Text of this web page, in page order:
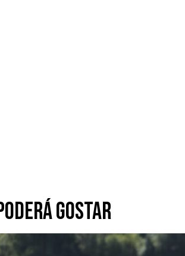
gostar